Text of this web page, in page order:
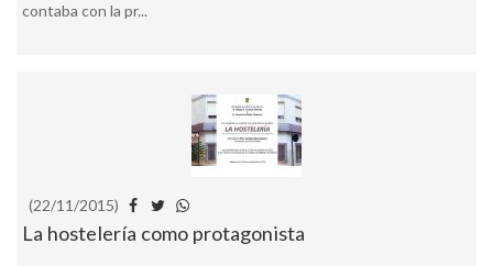
contaba con la pr...
(22/11/2015)
La hostelería como protagonista